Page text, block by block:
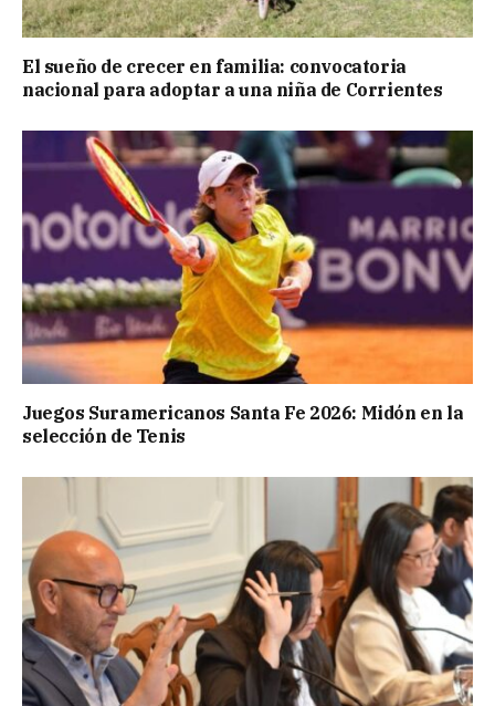
El sueño de crecer en familia: convocatoria
nacional para adoptar a una niña de Corrientes
Juegos Suramericanos Santa Fe 2026: Midón en la
selección de Tenis